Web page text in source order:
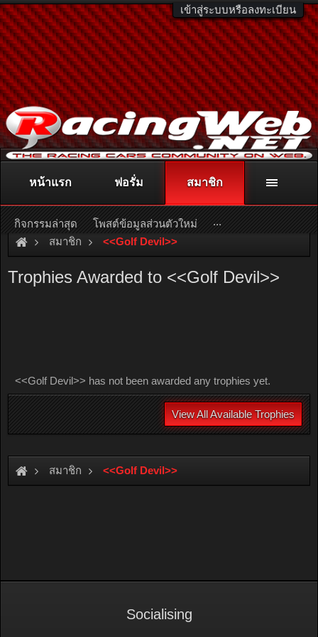
เข้าสู่ระบบหรือลงทะเบียน
ติดต่อลงโฆษณา racingweb@gmail.comหรือโทร. 081-811-1138
หรืออ่านรายละเอียดเพิ่มเติม คลิกที่นี่
สมาชิก <<Golf Devil>>
Trophies Awarded to <<Golf Devil>>
<<Golf Devil>> has not been awarded any trophies yet.
View All Available Trophies
สมาชิก <<Golf Devil>>
หน้าแรก ฟอรั่ม สมาชิก
กิจกรรมล่าสุด โพสต์ข้อมูลส่วนตัวใหม่ ...
Socialising